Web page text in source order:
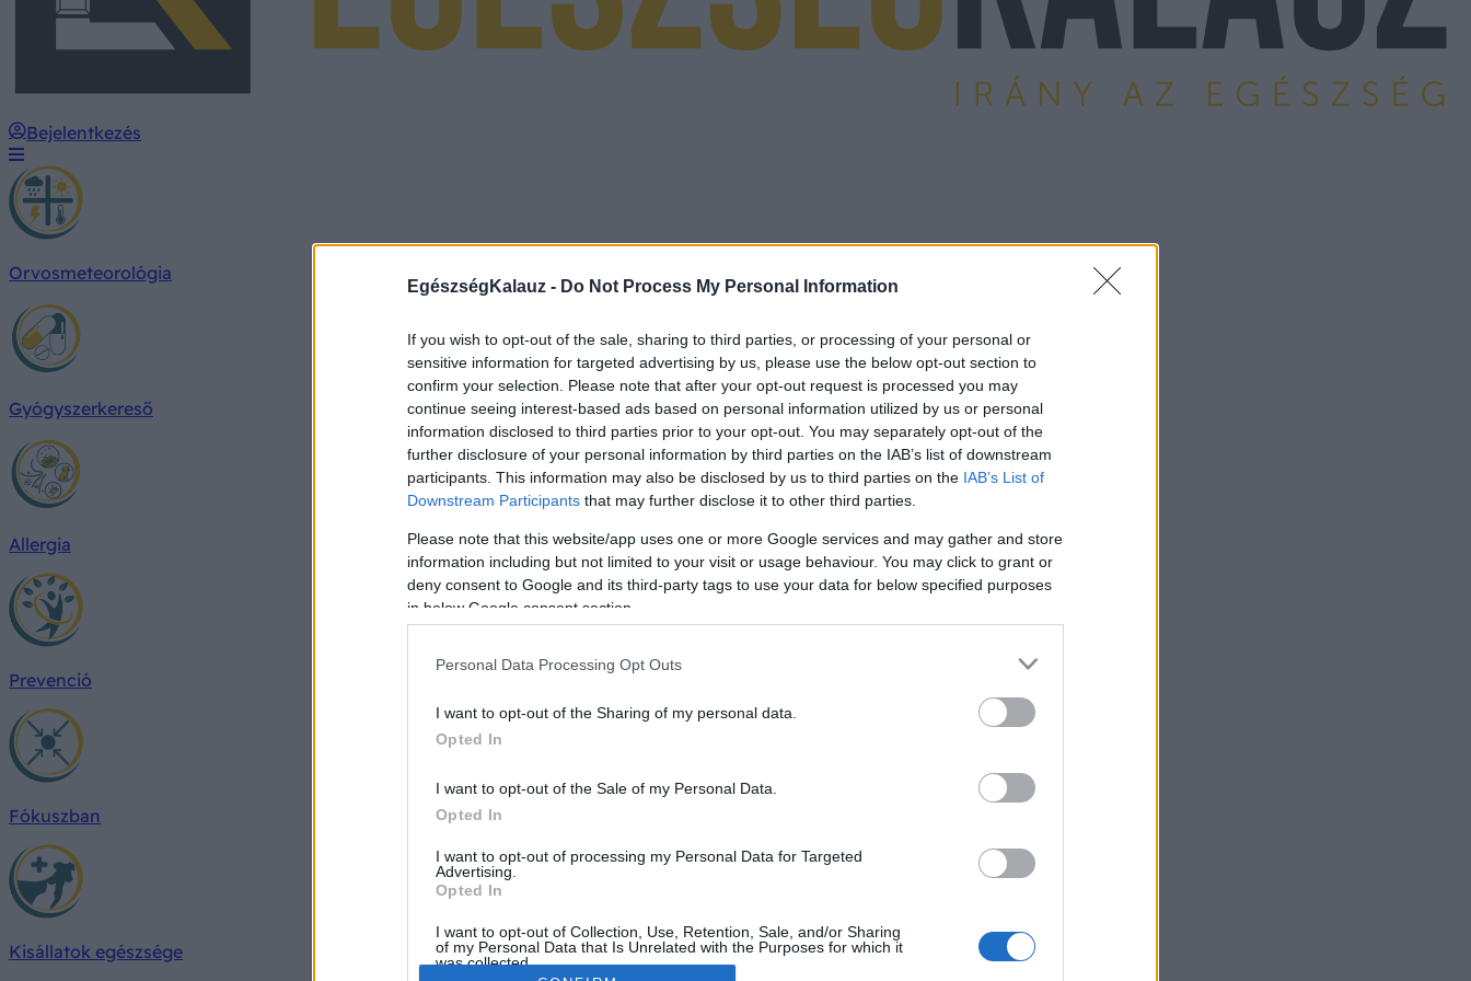
EgészségKalauz - Do Not Process My Personal Information
If you wish to opt-out of the sale, sharing to third parties, or processing of your personal or
sensitive information for targeted advertising by us, please use the below opt-out section to
confirm your selection. Please note that after your opt-out request is processed you may
continue seeing interest-based ads based on personal information utilized by us or personal
information disclosed to third parties prior to your opt-out. You may separately opt-out of the
further disclosure of your personal information by third parties on the IAB’s list of downstream
participants. This information may also be disclosed by us to third parties on the IAB’s List of
Downstream Participants that may further disclose it to other third parties.
Please note that this website/app uses one or more Google services and may gather and store
information including but not limited to your visit or usage behaviour. You may click to grant or
deny consent to Google and its third-party tags to use your data for below specified purposes
in below Google consent section.
Personal Data Processing Opt Outs
I want to opt-out of the Sharing of my personal data.
Opted In
I want to opt-out of the Sale of my Personal Data.
Opted In
I want to opt-out of processing my Personal Data for Targeted
Advertising.
Opted In
I want to opt-out of Collection, Use, Retention, Sale, and/or Sharing
of my Personal Data that Is Unrelated with the Purposes for which it
was collected.
Bejelentkezés
Orvosmeteorológia
Gyógyszerkereső
Allergia
Prevenció
Fókuszban
Kisállatok egészsége